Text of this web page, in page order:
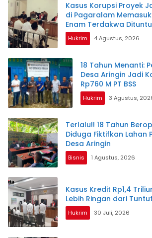
Kasus Korupsi Proyek
di Pagaralam
Enam Terdakwa
Penjara
Hukrim 4 Agustus, 2026
18 Tahun Menanti:
Desa Aringin Jadi
Rp760 M PT BSS
Hukrim 3 Agustus,
Terlalu!! 18 Tahun
Diduga Fiktifkan Lahan
Desa Aringin
Bisnis 1 Agustus, 2026
Kasus Kredit Rp1,4
Lebih Ringan dari
Hukrim 30 Juli, 2026